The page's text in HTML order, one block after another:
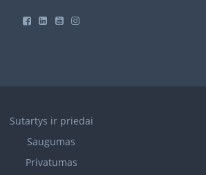
Sutartys ir priedai
Saugumas
Privatumas